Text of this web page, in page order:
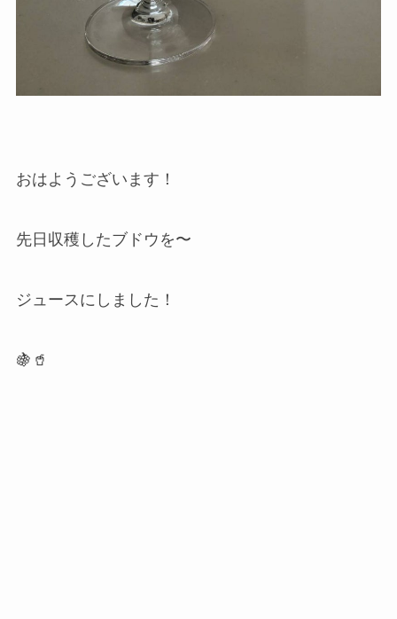
おはようございます！
先日収穫したブドウを〜
ジュースにしました！
🍇🥤